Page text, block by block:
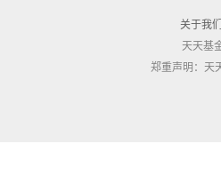
关于我们
天天基
郑重声明： 天